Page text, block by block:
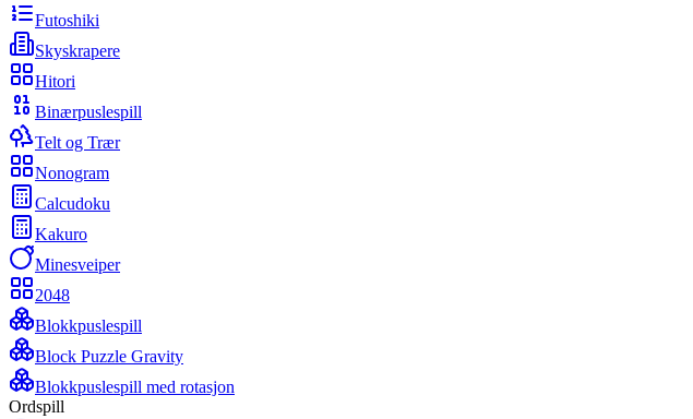
Futoshiki
Skyskrapere
Hitori
Binærpuslespill
Telt og Trær
Nonogram
Calcudoku
Kakuro
Minesveiper
2048
Blokkpuslespill
Block Puzzle Gravity
Blokkpuslespill med rotasjon
Ordspill